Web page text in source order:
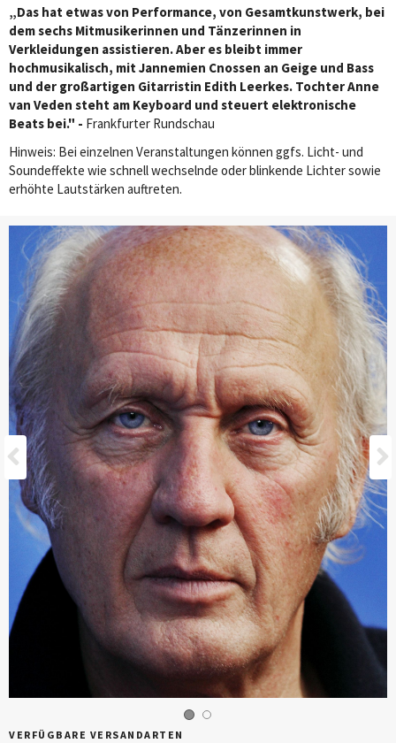
„Das hat etwas von Performance, von Gesamtkunstwerk, bei
dem sechs Mitmusikerinnen und Tänzerinnen in
Verkleidungen assistieren. Aber es bleibt immer
hochmusikalisch, mit Jannemien Cnossen an Geige und Bass
und der großartigen Gitarristin Edith Leerkes. Tochter Anne
van Veden steht am Keyboard und steuert elektronische
Beats bei." - Frankfurter Rundschau
Hinweis: Bei einzelnen Veranstaltungen können ggfs. Licht- und
Soundeffekte wie schnell wechselnde oder blinkende Lichter sowie
erhöhte Lautstärken auftreten.
Vorherige
VERFÜGBARE VERSANDARTEN